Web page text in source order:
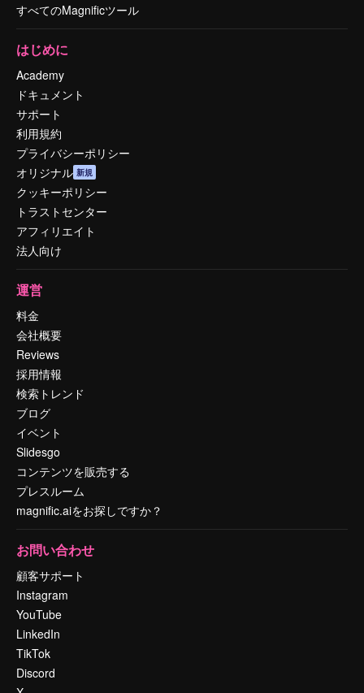
すべてのMagnificツール
はじめに
Academy
ドキュメント
サポート
利用規約
プライバシーポリシー
オリジナル 新規
クッキーポリシー
トラストセンター
アフィリエイト
法人向け
運営
料金
会社概要
Reviews
採用情報
検索トレンド
ブログ
イベント
Slidesgo
コンテンツを販売する
プレスルーム
magnific.aiをお探しですか？
お問い合わせ
顧客サポート
Instagram
YouTube
LinkedIn
TikTok
Discord